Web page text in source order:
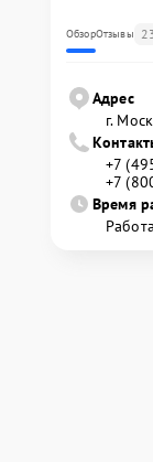
ОбзорОтзывы
Адрес
г.
+7
+7
Время